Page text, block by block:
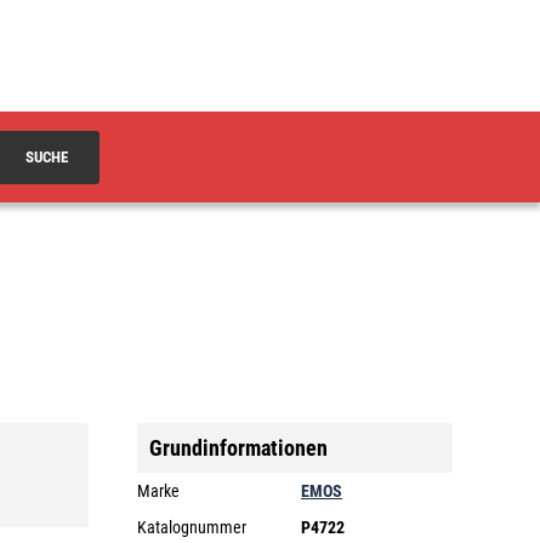
SUCHE
Grundinformationen
Marke
EMOS
Katalognummer
P4722